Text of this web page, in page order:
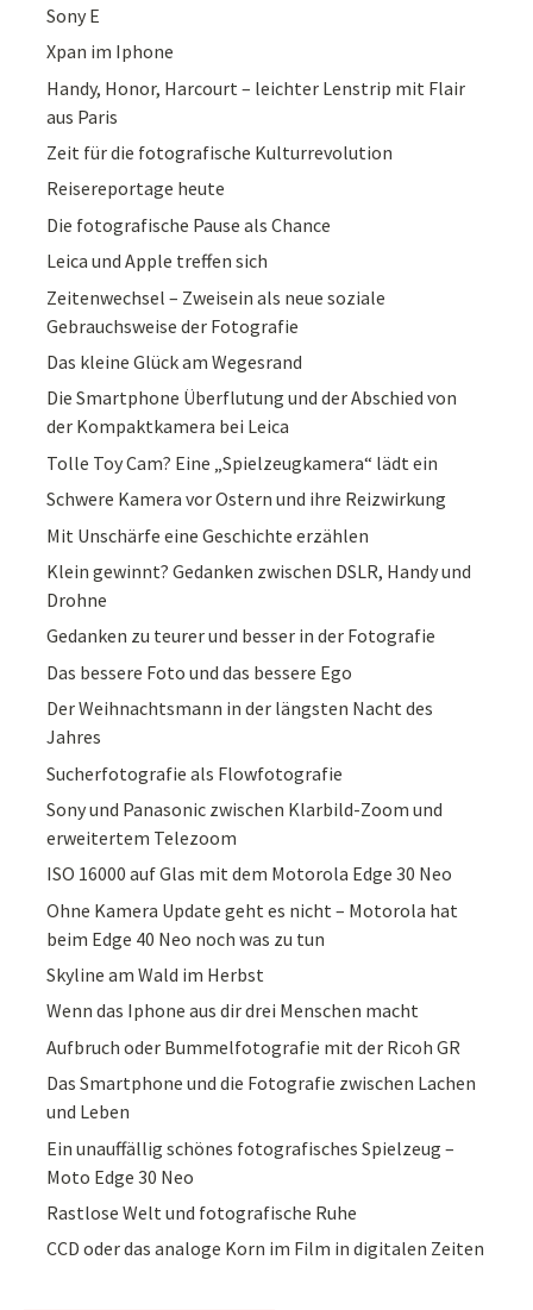
Sony E
Xpan im Iphone
Handy, Honor, Harcourt – leichter Lenstrip mit Flair
aus Paris
Zeit für die fotografische Kulturrevolution
Reisereportage heute
Die fotografische Pause als Chance
Leica und Apple treffen sich
Zeitenwechsel – Zweisein als neue soziale
Gebrauchsweise der Fotografie
Das kleine Glück am Wegesrand
Die Smartphone Überflutung und der Abschied von
der Kompaktkamera bei Leica
Tolle Toy Cam? Eine „Spielzeugkamera“ lädt ein
Schwere Kamera vor Ostern und ihre Reizwirkung
Mit Unschärfe eine Geschichte erzählen
Klein gewinnt? Gedanken zwischen DSLR, Handy und
Drohne
Gedanken zu teurer und besser in der Fotografie
Das bessere Foto und das bessere Ego
Der Weihnachtsmann in der längsten Nacht des
Jahres
Sucherfotografie als Flowfotografie
Sony und Panasonic zwischen Klarbild-Zoom und
erweitertem Telezoom
ISO 16000 auf Glas mit dem Motorola Edge 30 Neo
Ohne Kamera Update geht es nicht – Motorola hat
beim Edge 40 Neo noch was zu tun
Skyline am Wald im Herbst
Wenn das Iphone aus dir drei Menschen macht
Aufbruch oder Bummelfotografie mit der Ricoh GR
Das Smartphone und die Fotografie zwischen Lachen
und Leben
Ein unauffällig schönes fotografisches Spielzeug –
Moto Edge 30 Neo
Rastlose Welt und fotografische Ruhe
CCD oder das analoge Korn im Film in digitalen Zeiten